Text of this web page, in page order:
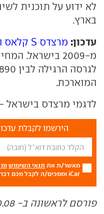
בארץ.
עדכון: מרצדס S קלאס הייבריד
המוארכת.
לדגמי מרצדס בישראל -
הירשמו לקבלת
מאשר/ת את תנאי השימוש
iCar ומסכים/ה לקבל מכם דברי פרסום.
פורסם לראשונה ב- 05.10.08